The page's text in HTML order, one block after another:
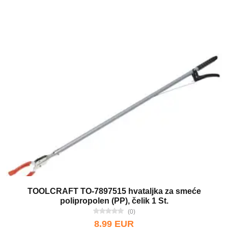
TOOLCRAFT TO-7897515 hvataljka za smeće
polipropolen (PP), čelik 1 St.
(0)
8.99 EUR